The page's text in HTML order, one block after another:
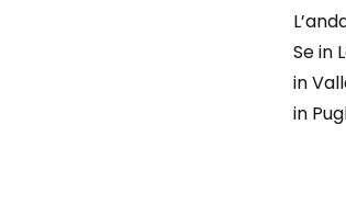
Se in
in
in